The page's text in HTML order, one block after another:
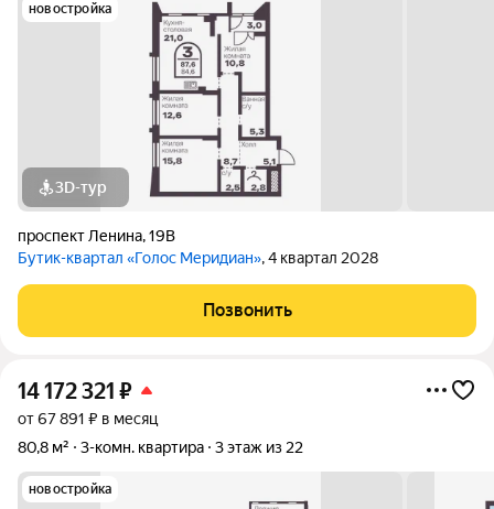
новостройка
3D-тур
проспект Ленина,19В
Бутик-квартал «Голос Меридиан», 4 квартал 2028
Позвонить
14 172 321 ₽
от 67 891 ₽ в месяц
80,8 м²
3-комн. квартира 3 этаж из 22
новостройка